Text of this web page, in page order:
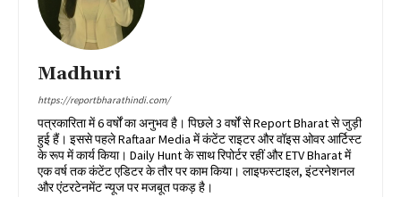
Madhuri
https://reportbharathindi.com/
पत्रकारिता में 6 वर्षों का अनुभव है। पिछले 3 वर्षों से Report Bharat से जुड़ी
हुई हैं। इससे पहले Raftaar Media में कंटेंट राइटर और वॉइस ओवर आर्टिस्ट
के रूप में कार्य किया। Daily Hunt के साथ रिपोर्टर रहीं और ETV Bharat में
एक वर्ष तक कंटेंट एडिटर के तौर पर काम किया। लाइफस्टाइल, इंटरनेशनल
और एंटरटेनमेंट न्यूज पर मजबूत पकड़ है।